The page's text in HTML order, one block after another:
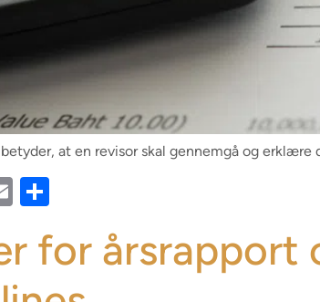
at en revisor skal gennemgå og
Email
for årsrapport